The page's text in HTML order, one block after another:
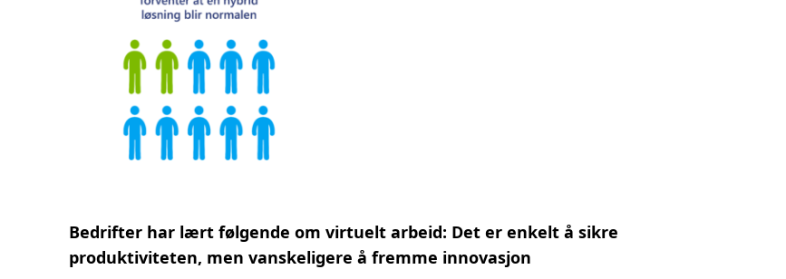
Bedrifter har lært følgende om virtuelt arbeid: Det er enkelt å sikre
produktiviteten, men vanskeligere å fremme innovasjon